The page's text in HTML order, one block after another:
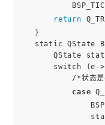
return
}
static QState
QState
switch (e-
/*状态是
case
status_ =